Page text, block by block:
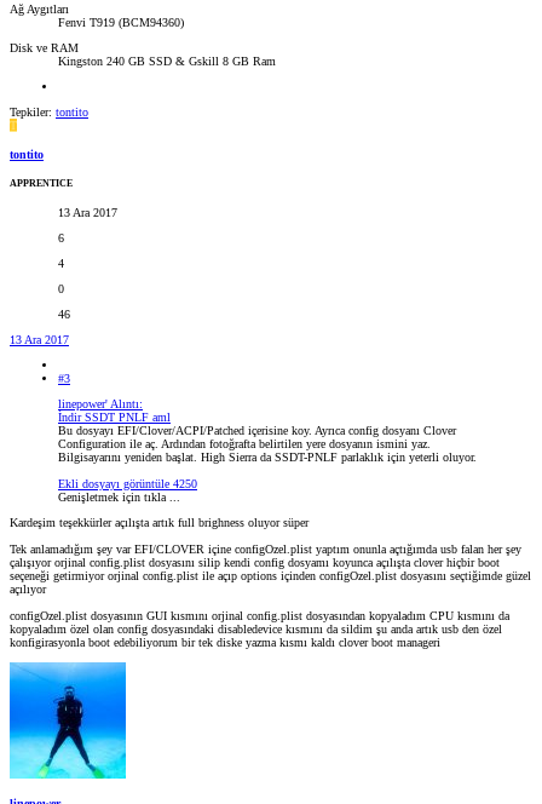
Ağ Aygıtları
Fenvi T919 (BCM94360)
Disk ve RAM
Kingston 240 GB SSD & Gskill 8 GB Ram
Tepkiler: tontito
T
tontito
APPRENTICE
13 Ara 2017
6
4
0
46
13 Ara 2017
#3
linepower' Alıntı:
İndir SSDT PNLF aml
Bu dosyayı EFI/Clover/ACPI/Patched içerisine koy. Ayrıca config dosyanı Clover
Configuration ile aç. Ardından fotoğrafta belirtilen yere dosyanın ismini yaz.
Bilgisayarını yeniden başlat. High Sierra da SSDT-PNLF parlaklık için yeterli oluyor.
Ekli dosyayı görüntüle 4250
Genişletmek için tıkla ...
Kardeşim teşekkürler açılışta artık full brighness oluyor süper
Tek anlamadığım şey var EFI/CLOVER içine configOzel.plist yaptım onunla açtığımda usb falan her şey
çalışıyor orjinal config.plist dosyasını silip kendi config dosyamı koyunca açılışta clover hiçbir boot
seçeneği getirmiyor orjinal config.plist ile açıp options içinden configOzel.plist dosyasını seçtiğimde güzel
açılıyor
configOzel.plist dosyasının GUI kısmını orjinal config.plist dosyasından kopyaladım CPU kısmını da
kopyaladım özel olan config dosyasındaki disabledevice kısmını da sildim şu anda artık usb den özel
konfigirasyonla boot edebiliyorum bir tek diske yazma kısmı kaldı clover boot manageri